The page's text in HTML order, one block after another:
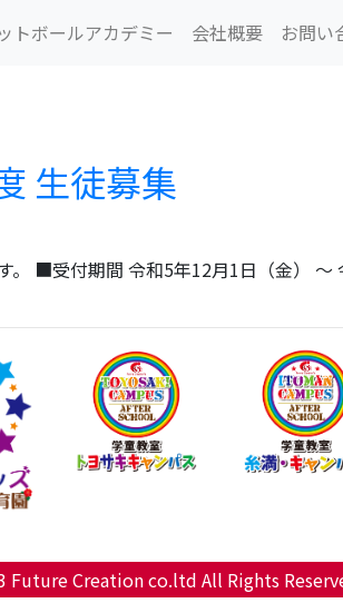
トボールアカデミー 会社概要 お問い
生徒募集
。 ■受付期間 令和5年12月1日（金）
Future Creation co.ltd All Rights